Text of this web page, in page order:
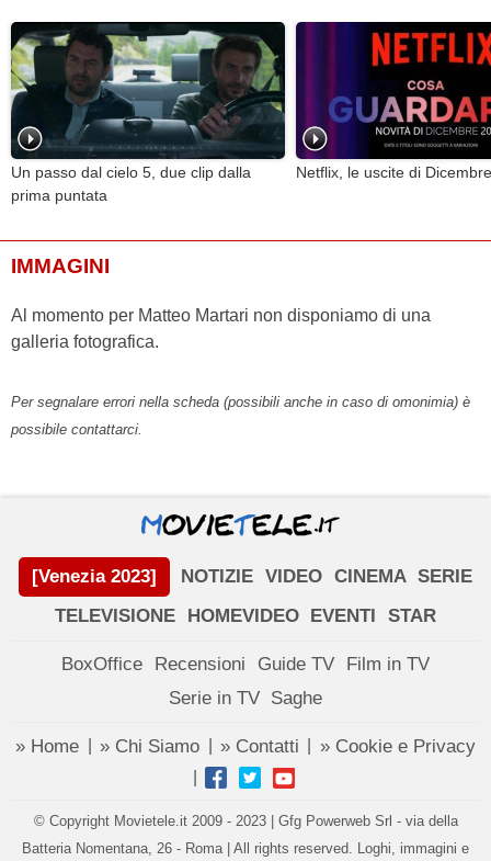
Un passo dal cielo 5, due clip dalla
prima puntata
Netflix, le uscite di
IMMAGINI
Al momento per Matteo Martari non disponiamo di una
galleria fotografica.
Per segnalare errori nella scheda (possibili anche in caso di omonimia) è
possibile contattarci.
[Venezia 2023] NOTIZIE VIDEO CINEMA SERIE
TELEVISIONE
HOMEVIDEO EVENTI STAR
BoxOffice Recensioni Guide TV
Film in TV
Serie in TV Saghe
» Home » Chi Siamo » Contatti » Cookie e Privacy
© Copyright Movietele.it 2009 - 2023 | Gfg Powerweb Srl - via della
Batteria Nomentana, 26 - Roma | All rights reserved. Loghi, immagini e